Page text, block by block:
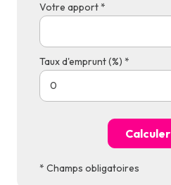
Votre apport *
Taux d'emprunt (%) *
Calculer
* Champs obligatoires